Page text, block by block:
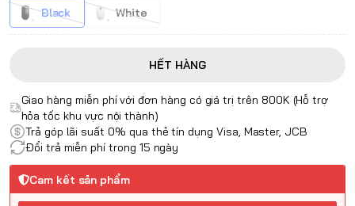
Black
White
HẾT HÀNG
Giao hàng miễn phí với đơn hàng có giá trị trên 800K (Hỗ trợ
hỏa tốc khu vực nội thành)
Trả góp lãi suất 0% qua thẻ tín dụng Visa, Master, JCB
Đổi trả miễn phí trong 15 ngày
Cam kết sản phẩm